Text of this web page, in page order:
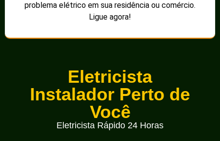
problema elétrico em sua residência ou comércio.
Ligue agora!
Eletricista
Instalador Perto de
Você
Eletricista Rápido 24 Horas